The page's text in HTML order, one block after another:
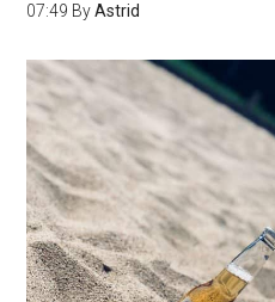
07:49 ByAstrid